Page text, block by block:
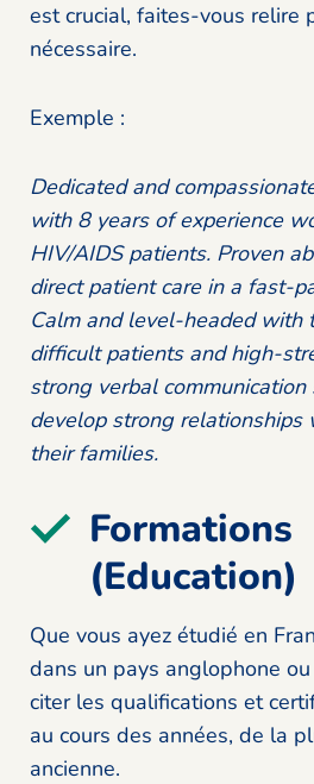
est crucial, faites-vous relire
nécessaire.
Exemple :
Dedicated and
with 8 years of experience
HIV/AIDS patients. Proven
direct patient care in a fast-
Calm and level-headed with
difficult patients and high-
strong verbal
develop strong relationships
their families.
Formations
(Education)
Que vous ayez étudié en
dans un pays anglophone
citer les qualifications et
au cours des années, de la
ancienne.